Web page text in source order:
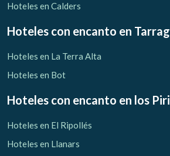
Hoteles en Calders
Hoteles con encanto en
Hoteles en La Terra Alta
Hoteles en Bot
Hoteles con encanto en los
Hoteles en El Ripollés
Hoteles en Llanars